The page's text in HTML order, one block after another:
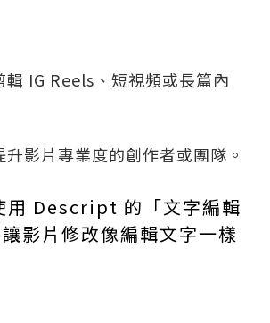
輯 IG Reels、短視頻或長篇內
升影片專業度的創作者或團隊。
用 Descript 的「文字編輯
影片修改像編輯文字一樣